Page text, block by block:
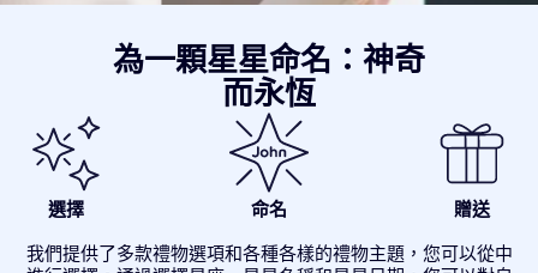
為一顆星星命名：神奇
而永恆
選擇 命名 贈送
我們提供了多款禮物選項和各種各樣的禮物主題，您可以從中